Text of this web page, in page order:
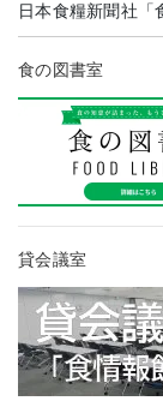
日本食糧新聞社「
食の図書室
貸会議室